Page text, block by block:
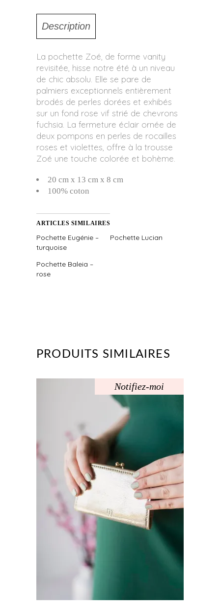
Description
La pochette Zoé, de forme vanity
revisitée, hisse notre été à un niveau
de chic absolu. Elle se pare de
palmiers exceptionnels entièrement
brodés de perles dorées et exhibés
sur un fond rose vif strié de chevrons
fuchsia. La fermeture éclair ornée de
deux pompons en perles de rocailles
roses et violettes, offre à la trousse
Zoé une touche colorée et bohème.
20 cm x 13 cm x 8 cm
100% coton
ARTICLES SIMILAIRES
Pochette Eugénie –
turquoise
Pochette Lucian
Pochette Baleia –
rose
PRODUITS SIMILAIRES
Notifiez-moi